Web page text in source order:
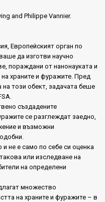
and Philippe Vannier.
Европейският орган по
да изготви научно
пораждани от нанонауката и
храните и фуражите. Пред
този обект, задачата беше
създадените
се разглеждат заедно,
и възможни
не е само по себе си оценка
или изследване на
на определени
множество
на храните и фуражите – в